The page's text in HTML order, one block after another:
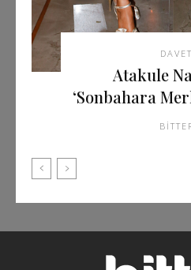
DAVET
Atakule
‘Sonbahara